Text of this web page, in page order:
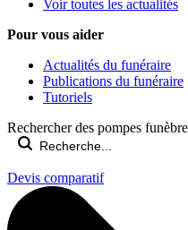
Voir toutes les actualités
Pour vous aider
Actualités du funéraire
Publications du funéraire
Tutoriels
Rechercher des pompes
Devis comparatif